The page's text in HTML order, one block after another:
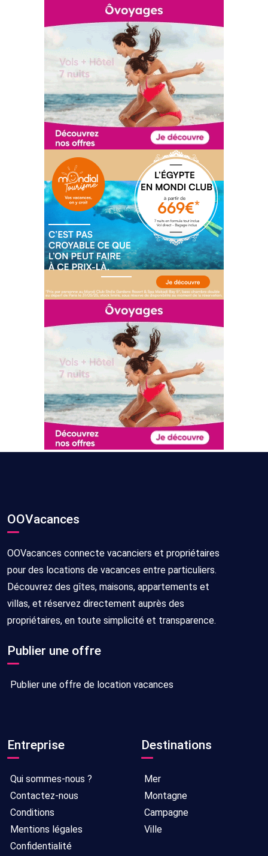
OOVacances
OOVacances connecte vacanciers et propriétaires
pour des locations de vacances entre particuliers.
Découvrez des gîtes, maisons, appartements et
villas, et réservez directement auprès des
propriétaires, en toute simplicité et transparence.
Publier une offre
Publier une offre de location vacances
Entreprise
Qui sommes-nous ?
Contactez-nous
Conditions
Mentions légales
Confidentialité
Destinations
Mer
Montagne
Campagne
Ville